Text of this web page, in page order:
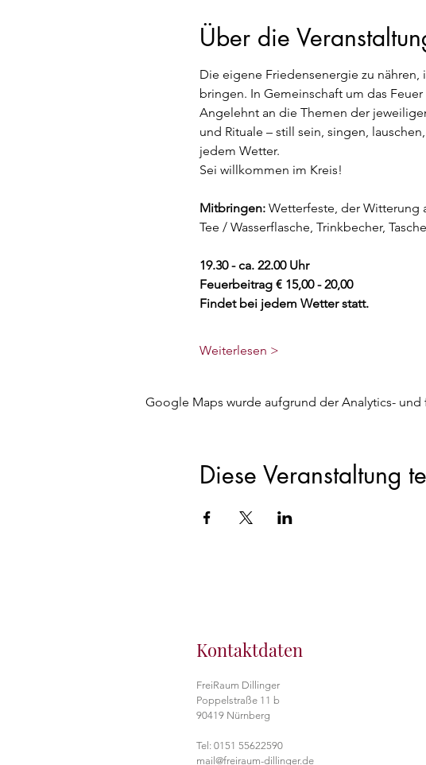
Über die
Die eigene Friedensenergie zu
bringen. In Gemeinschaft um das
Angelehnt an die Themen der
und Rituale – still sein, singen,
jedem Wetter.
Sei willkommen im Kreis!
Mitbringen: Wetterfeste, der Witterung
Tee / Wasserflasche, Trinkbecher,
19.30 - ca. 22.00 Uhr
Feuerbeitrag € 15,00 - 20,00
Findet bei jedem Wetter statt.
Weiterlesen >
Google Maps wurde aufgrund der Analytics-
Diese Veranstaltung
Kontaktdaten
FreiRaum Dillinger
Poppelstraße 11 b
90419 Nürnberg
Tel: 0151 55622590
mail@freiraum-dillinger.de